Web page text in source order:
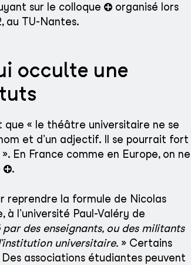
sur le colloque
organisé lors
au TU-Nantes.
occulte une
« le théâtre universitaire ne se
et d’un adjectif. Il se pourrait fort
En France comme en Europe, on ne
.
reprendre la formule de Nicolas
l’université Paul-Valéry de
des enseignants, ou des militants
universitaire. » Certains
Des associations étudiantes peuvent